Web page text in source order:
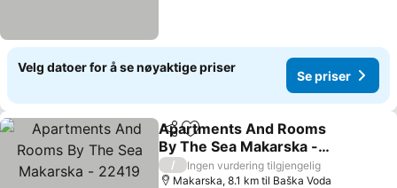
Velg datoer for å se nøyaktige priser
Se priser
Del Legg til i favoritter
Apartments And Rooms
By The Sea Makarska -
22419
Se priser
/
Ingen vurdering tilgjengelig
Makarska, 8.1 km til Baška Voda